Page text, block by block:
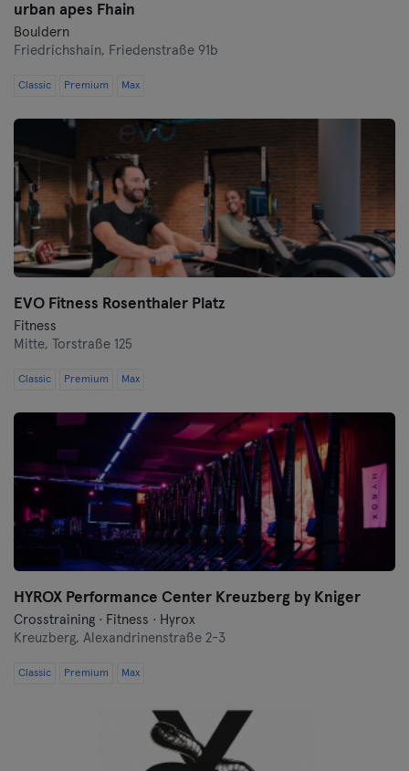
urban apes Fhain
Bouldern
Friedrichshain, Friedenstraße 91b
Classic Premium Max
EVO Fitness Rosenthaler Platz
Fitness
Mitte,
Torstraße 125
Classic Premium Max
HYROX Performance Center Kreuzberg by Kniger
Crosstraining · Fitness · Hyrox
Kreuzberg, Alexandrinenstraße 2-3
Classic Premium Max
Wiesbaden
Wolfsburg
Wuppertal
Würzburg